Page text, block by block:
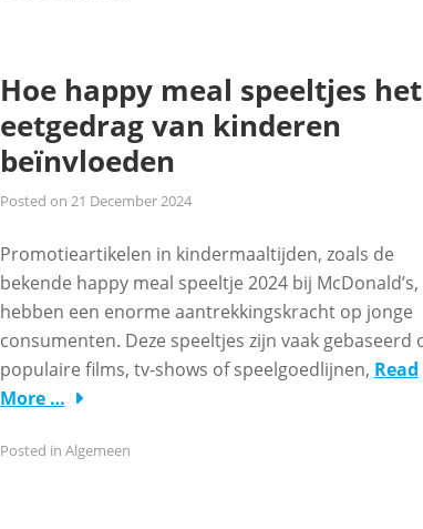
Hoe happy meal speeltjes het
eetgedrag van kinderen
beïnvloeden
Posted on 21 December 2024
Promotieartikelen in kindermaaltijden, zoals de
bekende happy meal speeltje 2024 bij McDonald’s,
hebben een enorme aantrekkingskracht op jonge
consumenten. Deze speeltjes zijn vaak gebaseerd
populaire films, tv-shows of speelgoedlijnen, Read
More …
Posted in Algemeen